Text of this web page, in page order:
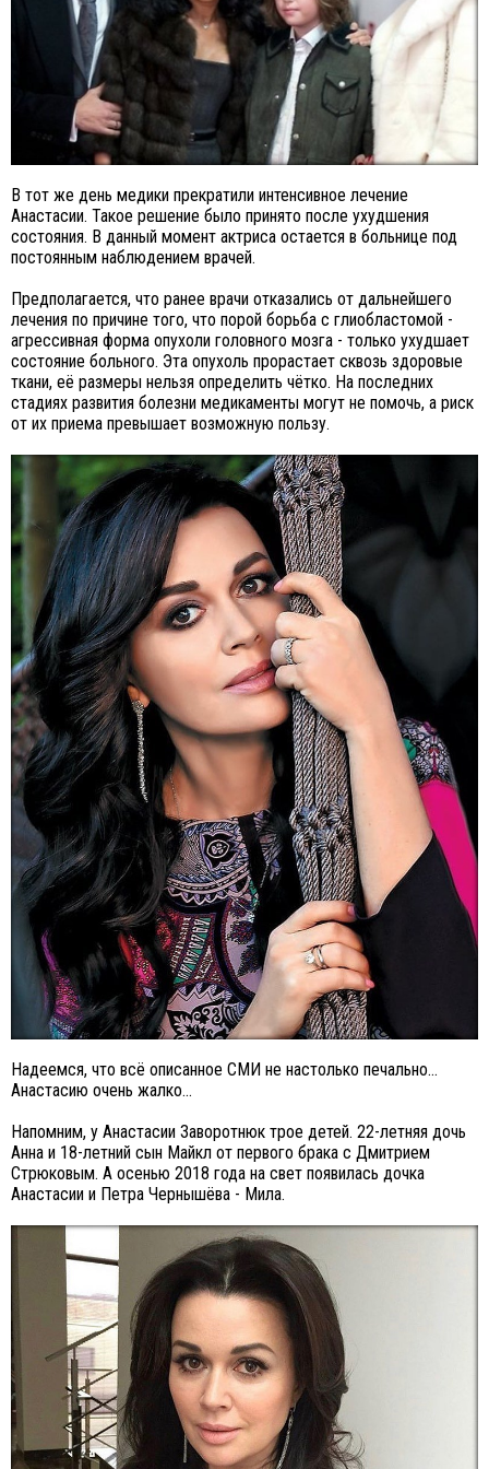
В тот же день медики прекратили интенсивное лечение
Анастасии. Такое решение было принято после ухудшения
состояния. В данный момент актриса остается в больнице под
постоянным наблюдением врачей.
Предполагается, что ранее врачи отказались от дальнейшего
лечения по причине того, что порой борьба с глиобластомой -
агрессивная форма опухоли головного мозга - только ухудшает
состояние больного. Эта опухоль прорастает сквозь здоровые
ткани, её размеры нельзя определить чётко. На последних
стадиях развития болезни медикаменты могут не помочь, а риск
от их приема превышает возможную пользу.
Надеемся, что всё описанное СМИ не настолько печально...
Анастасию очень жалко...
Напомним, у Анастасии Заворотнюк трое детей. 22-летняя дочь
Анна и 18-летний сын Майкл от первого брака с Дмитрием
Стрюковым. А осенью 2018 года на свет появилась дочка
Анастасии и Петра Чернышёва - Мила.